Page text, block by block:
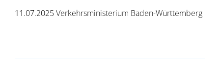
11.07.2025Verkehrsministerium Baden-Württemberg